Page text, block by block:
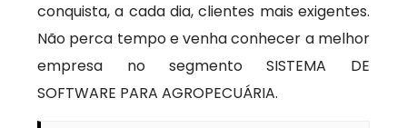
conquista, a cada dia, clientes mais exigentes.
Não perca tempo e venha conhecer a melhor
empresa no segmento SISTEMA DE
SOFTWARE PARA AGROPECUÁRIA.